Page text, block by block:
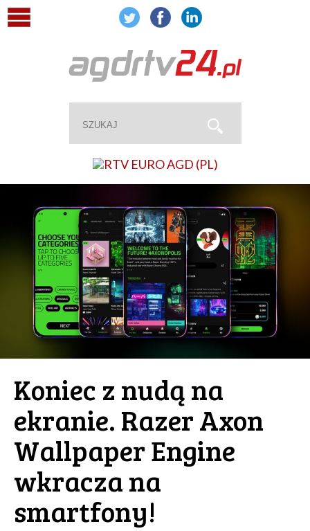
Koniec z nudą na
ekranie. Razer Axon
Wallpaper Engine
wkracza na
smartfony!